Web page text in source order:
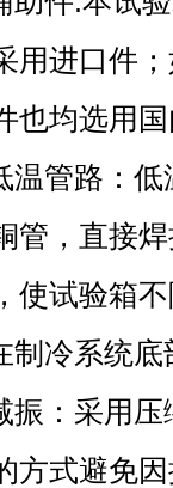
用进口件
也均选用国
温管路
管，直接
，使试验
制冷系统底
振：采用
方式避免因